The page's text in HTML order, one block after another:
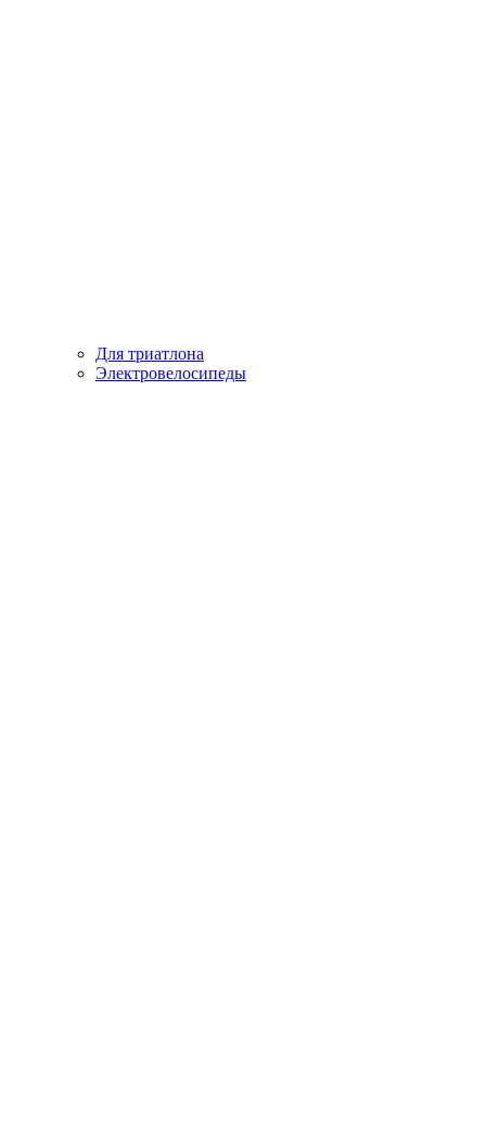
Для триатлона
Электровелосипеды